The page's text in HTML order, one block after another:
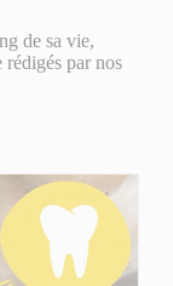
de sa vie,
rédigés par nos